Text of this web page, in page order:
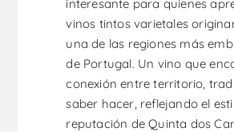
interesante para quienes
vinos tintos varietales
una de las regiones más
de Portugal. Un vino que
conexión entre territorio,
saber hacer, reflejando el
reputación de Quinta dos